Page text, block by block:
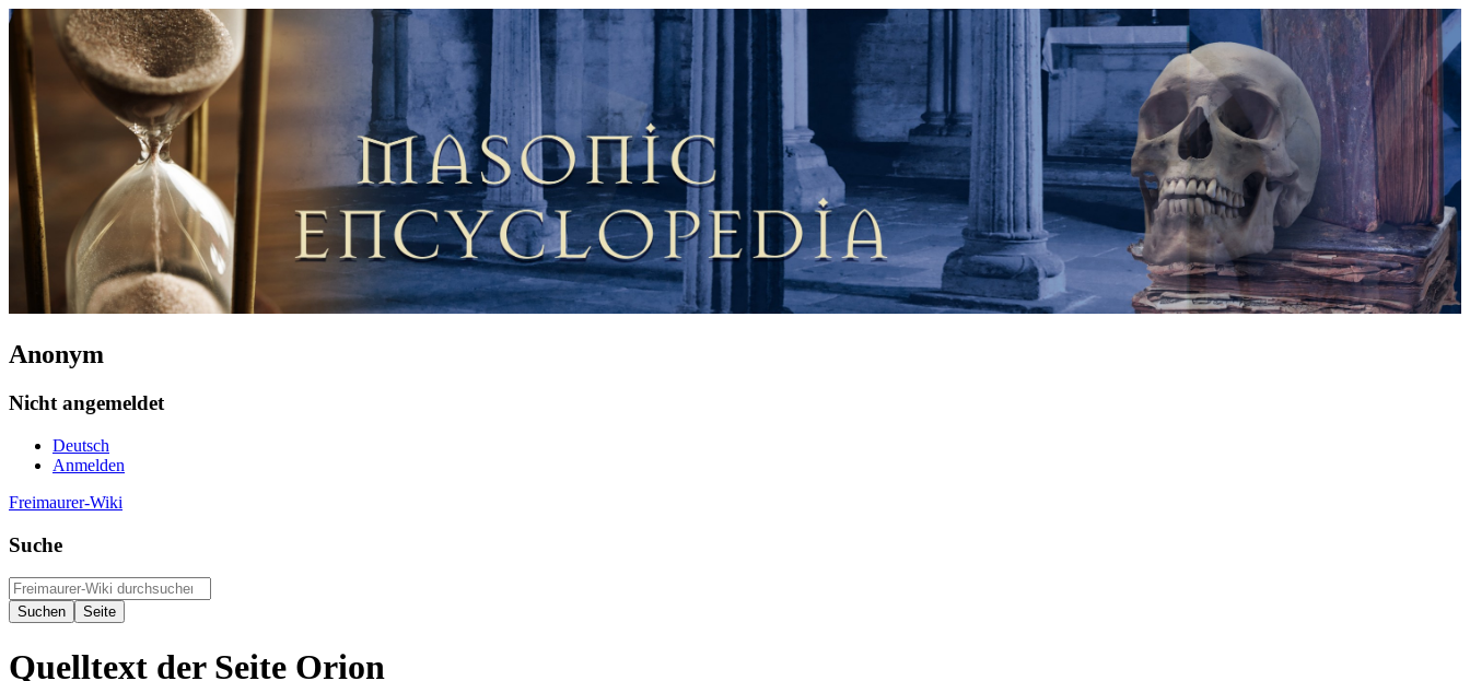
Anonym
Nicht angemeldet
Deutsch
Anmelden
Freimaurer-Wiki
Suche
Quelltext der Seite Orion